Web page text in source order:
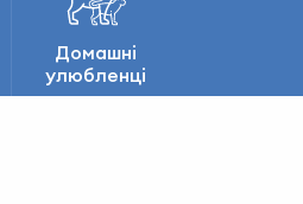
Домашні
улюбленці